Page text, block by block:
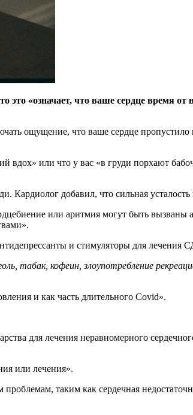
«означает, что ваше сердце время от
вдох» или что у вас «в груди порхают
добавил, что сильная
и стимуляторы для
табак, кофеин, злоупотребление
и как часть длительного Covid».
для лечения неравномерного
или лечения».
таким как сердечная